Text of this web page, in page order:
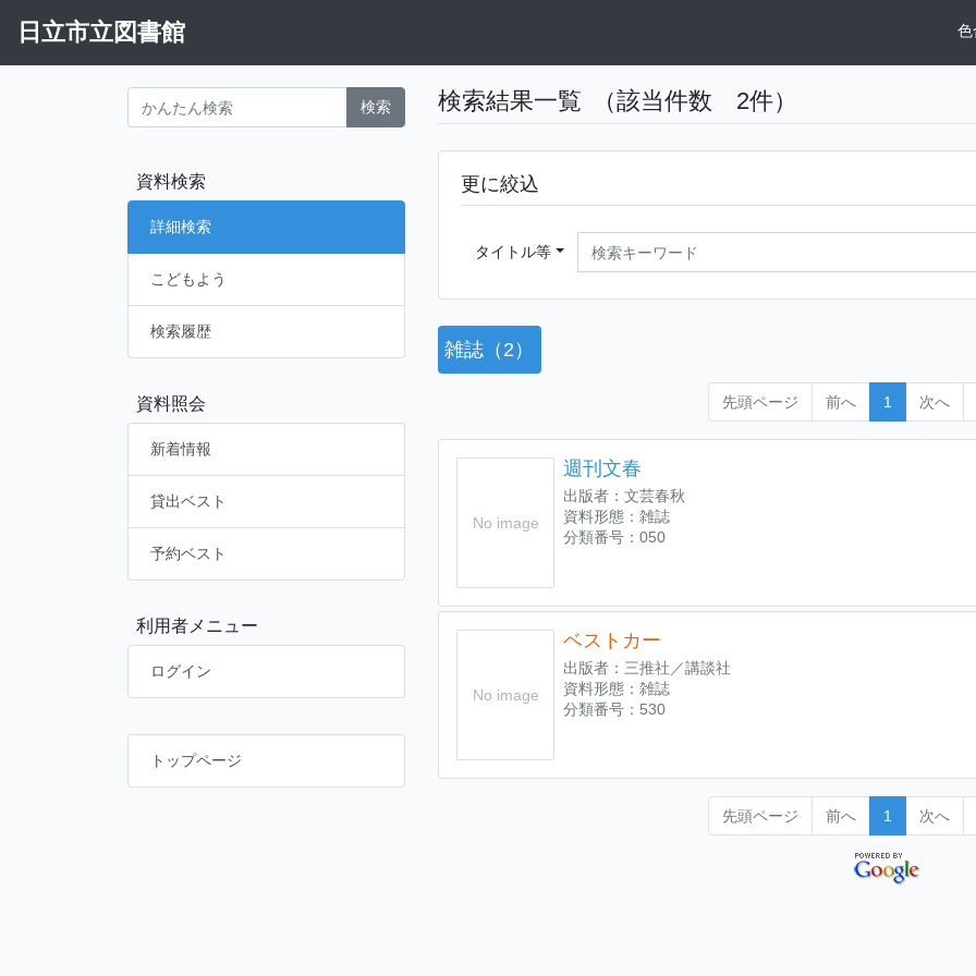
日立市立図書館 色
検索
資料検索
詳細検索
こどもよう
検索履歴
資料照会
新着情報
貸出ベスト
予約ベスト
利用者メニュー
ログイン
トップページ
検索結果一覧 （該当件数 2件）
更に絞込
タイトル等
雑誌（2）
先頭ページ 前へ 1 次へ
No image
週刊文春
出版者：文芸春秋
資料形態：雑誌
分類番号：050
No image
ベストカー
出版者：三推社／講談社
資料形態：雑誌
分類番号：530
先頭ページ 前へ 1 次へ